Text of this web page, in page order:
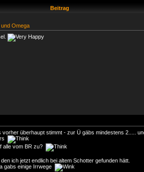
Beitrag
Omega
vorher überhaupt stimmt - zur Ü gäbs mindestens 2.....
alle vom BR zu?
ich jetzt endlich bei altem Schotter gefunden hätt.
gabs einige Irrwege